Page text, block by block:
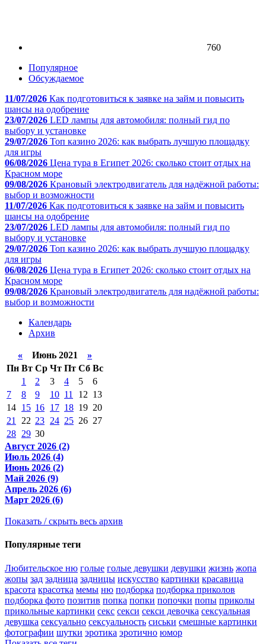
760
Популярное
Обсуждаемое
11/07/2026 Как подготовиться к заявке на займ и повысить
шансы на одобрение
23/07/2026 LED лампы для автомобиля: полный гид по
выбору и установке
29/07/2026 Топ казино 2026: как выбрать лучшую площадку
для игры
06/08/2026 Цена тура в Египет 2026: сколько стоит отдых на
Красном море
09/08/2026 Крановый электродвигатель для надёжной работы:
выбор и возможности
11/07/2026 Как подготовиться к заявке на займ и повысить
шансы на одобрение
23/07/2026 LED лампы для автомобиля: полный гид по
выбору и установке
29/07/2026 Топ казино 2026: как выбрать лучшую площадку
для игры
06/08/2026 Цена тура в Египет 2026: сколько стоит отдых на
Красном море
09/08/2026 Крановый электродвигатель для надёжной работы:
выбор и возможности
Календарь
Архив
« Июнь 2021 »
Пн Вт Ср Чт Пт Сб Вс
1
2 3 4 5
6
7
8 9 10 11 12 13
14 15 16 17 18 19 20
21
22 23 24 25 26 27
28 29 30
Август 2026 (2)
Июль 2026 (4)
Июнь 2026 (2)
Май 2026 (9)
Апрель 2026 (6)
Март 2026 (6)
Показать / скрыть весь архив
Популярные теги
Любительское ню голые голые девушки девушки жизнь жопа
жопы зад задница задницы искусство картинки красавица
красота красотка мемы ню подборка подборка приколов
подборка фото позитив попка попки попочки попы приколы
прикольные картинки секс секси секси девочка сексуальная
девушка сексуально сексуальность сиськи смешные картинки
фотографии шутки эротика эротично юмор